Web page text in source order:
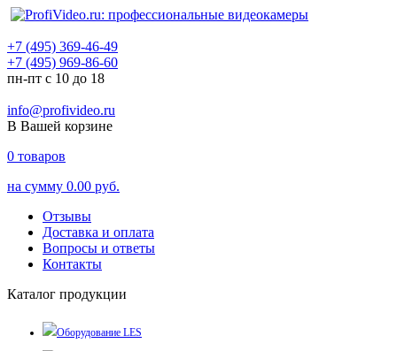
+7 (495) 369-46-49
+7 (495) 969-86-60
пн-пт с 10 до 18
info@profivideo.ru
В Вашей корзине
0 товаров
на сумму 0.00 руб.
Отзывы
Доставка и оплата
Вопросы и ответы
Контакты
Каталог продукции
Оборудование LES